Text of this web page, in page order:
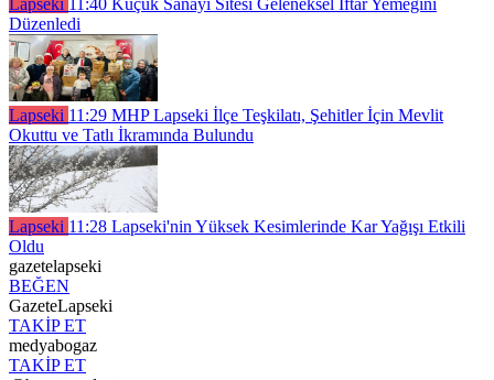
Düzenledi
Lapseki 11:29 MHP Lapseki İlçe Teşkilatı, Şehitler İçin Mevlit
Okuttu ve Tatlı İkramında Bulundu
Lapseki 11:28 Lapseki'nin Yüksek Kesimlerinde Kar Yağışı Etkili
Oldu
gazetelapseki
BEĞEN
GazeteLapseki
TAKİP ET
medyabogaz
TAKİP ET